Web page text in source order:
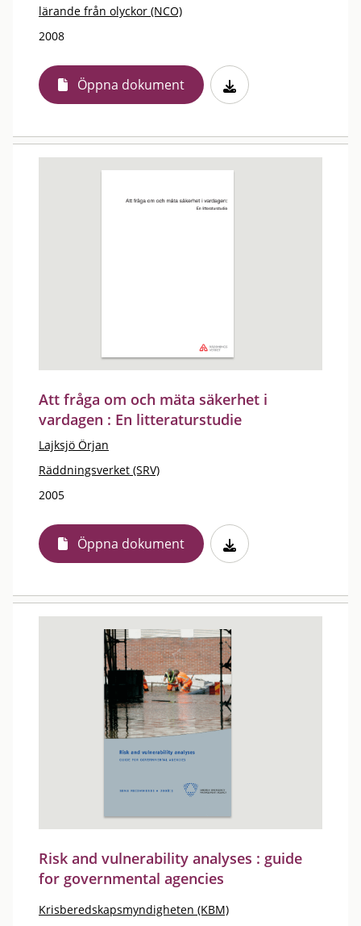
lärande från olyckor (NCO)
2008
Öppna dokument
Att fråga om och mäta säkerhet i
vardagen : En litteraturstudie
Lajksjö Örjan
Räddningsverket (SRV)
2005
Öppna dokument
Risk and vulnerability analyses : guide
for governmental agencies
Krisberedskapsmyndigheten (KBM)